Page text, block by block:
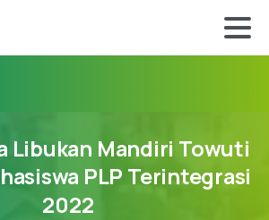
Libukan Mandiri Towuti
PLP Terintegrasi
2022